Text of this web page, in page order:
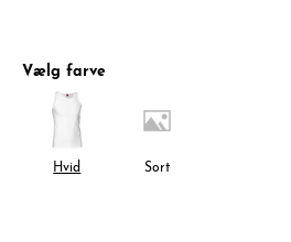
Vælg farve
Hvid Sort